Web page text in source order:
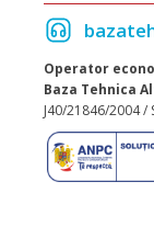
Operator
Baza Tehnica
J40/21846/2004 /